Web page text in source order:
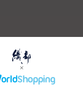
ワードは記入されています